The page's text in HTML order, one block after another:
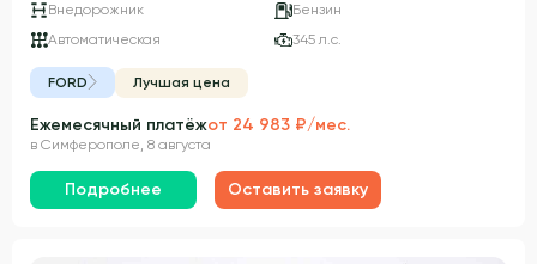
Внедорожник
Бензин
Автоматическая
345 л.с.
FORD Лучшая цена
Ежемесячный платёжот 24 983 ₽/мес.
в Симферополе, 8 августа
Подробнее Оставить заявку